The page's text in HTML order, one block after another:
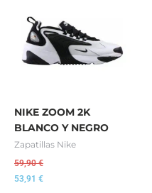
NIKE ZOOM 2K
BLANCO Y NEGRO
Zapatillas Nike
59,90€
53,91 €